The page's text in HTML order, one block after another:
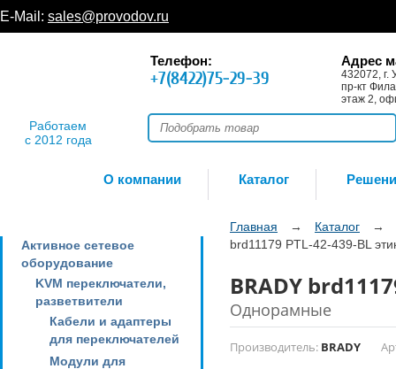
E-Mail: sales@provodov.ru
Работаем
с 2012 года
Телефон:
+7(8422)75-29-39
Адрес
432072, г.
пр-кт
этаж 2,
О компании Каталог
Активное сетевое
оборудование
KVM переключатели,
разветвители
Кабели и адаптеры
для переключателей
Модули для
Главная → Каталог
→
brd11179 PTL-42-439-BL
BRADY
Однорамные
Производитель: BRADY